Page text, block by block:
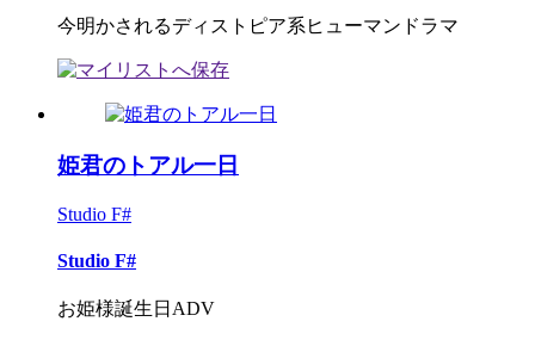
今明かされるディストピア系ヒューマンドラマ
姫君のトアル一日
Studio F#
Studio F#
お姫様誕生日ADV